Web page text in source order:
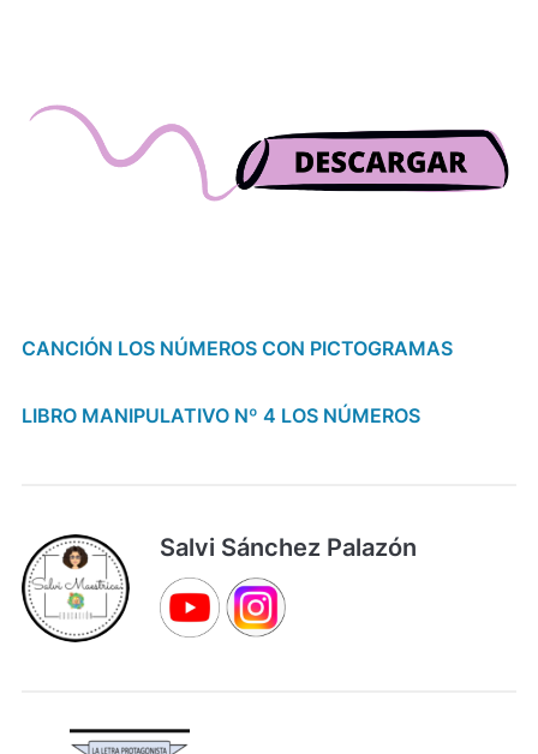
CANCIÓN LOS NÚMEROS CON PICTOGRAMAS
LIBRO MANIPULATIVO Nº 4 LOS NÚMEROS
Salvi Sánchez Palazón